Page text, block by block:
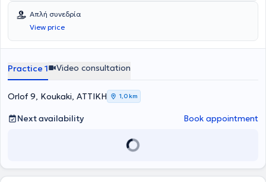
the Open Popular University (ALP), delivering lectures in both in-
person and online sessions. He teaches in the MSc program
Coaching and Mentoring at Aegean College. He has completed the
three-year Mental Health Counseling program and is a member of
Personal and Executive Coaching" program, a recognized course by
the Association for Coaching and the EMCC.
Απλή συνεδρία
View price
Practice 1 Video consultation
Orlof 9, Koukaki, ΑΤΤΙΚΗ 1,0 km
Next availability Book appointment